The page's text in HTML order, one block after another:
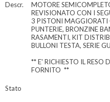
Descr.
MOTORE
REVISIONATO CON I
3 PISTONI MAGGIORATI
PUNTERIE, BRONZINE
RASAMENTI, KIT
BULLONI TESTA, SERIE
** E' RICHIESTO IL RESO
FORNITO **
Stato